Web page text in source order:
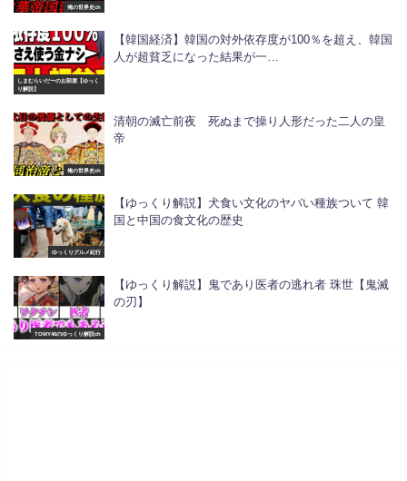
俺の世界史ch
しまむらいだーのお部屋【ゆっく
り解説】
【韓国経済】韓国の対外依存度が100％を超え、韓国
人が超貧乏になった結果が一…
俺の世界史ch
清朝の滅亡前夜 死ぬまで操り人形だった二人の皇
帝
ゆっくりグルメ紀行
【ゆっくり解説】犬食い文化のヤバい種族ついて 韓
国と中国の食文化の歴史
TOMY46のゆっくり解説ch
【ゆっくり解説】鬼であり医者の逃れ者 珠世【鬼滅
の刃】